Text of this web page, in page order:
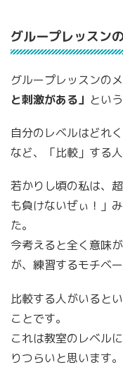
グループレッスン
グループレッスンの
と刺激がある」 とい
自分のレベルはどれ
など、「比較」する
若かりし頃の私は、
も負けないぜぃ！」
た。
今考えると全く意味
が、練習するモチベ
比較する人がいると
ことです。
これは教室のレベル
りつらいと思います。